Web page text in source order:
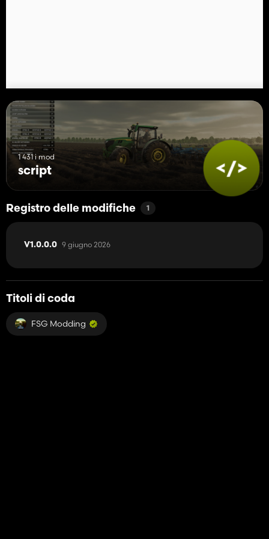
1 431 i mod
script
Registro delle modifiche 1
V1.0.0.0 9 giugno 2026
Titoli di coda
FSG Modding